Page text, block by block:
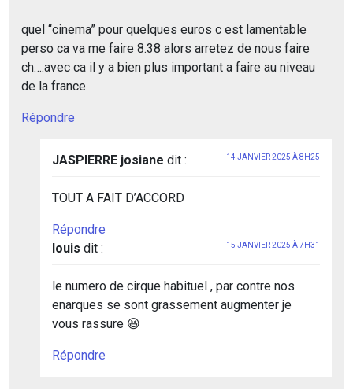
quel “cinema” pour quelques euros c est lamentable
perso ca va me faire 8.38 alors arretez de nous faire
ch….avec ca il y a bien plus important a faire au niveau
de la france.
Répondre
JASPIERRE josiane dit : 14 JANVIER 2025 À 8H25
TOUT A FAIT D’ACCORD
Répondre
louis dit : 15 JANVIER 2025 À 7H31
le numero de cirque habituel , par contre nos
enarques se sont grassement augmenter je
vous rassure 😆
Répondre